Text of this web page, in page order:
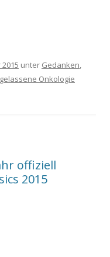
unter Gedanken,
Onkologie
offiziell
2015